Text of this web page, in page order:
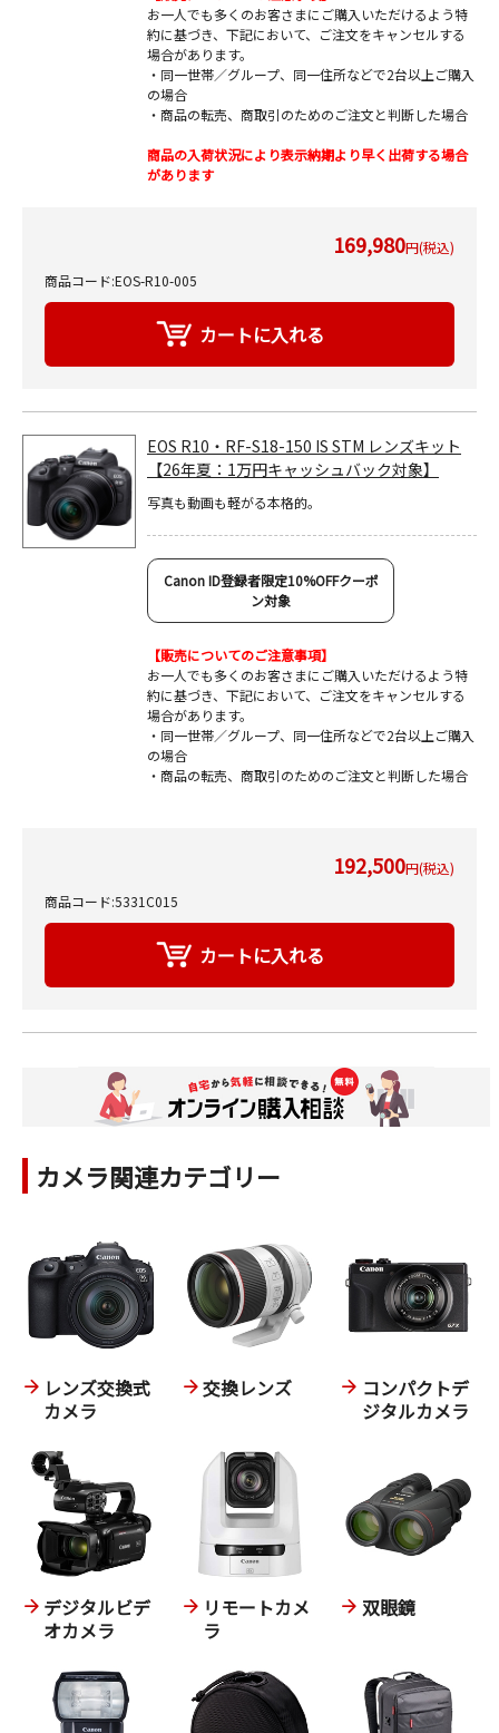
お一人でも多くのお客さまにご購入いただけるよう特
約に基づき、下記において、ご注文をキャンセルする
場合があります。
・同一世帯／グループ、同一住所などで2台以上ご購入
の場合
・商品の転売、商取引のためのご注文と判断した場合
商品の入荷状況により表示納期より早く出荷する場合
があります
169,980円(税込)
商品コード:EOS-R10-005
EOS R10・RF-S18-150 IS STM レンズキット
【26年夏：1万円キャッシュバック対象】
写真も動画も軽がる本格的。
Canon ID登録者限定10%OFFクーポ
ン対象
【販売についてのご注意事項】
お一人でも多くのお客さまにご購入いただけるよう特
約に基づき、下記において、ご注文をキャンセルする
場合があります。
・同一世帯／グループ、同一住所などで2台以上ご購入
の場合
・商品の転売、商取引のためのご注文と判断した場合
192,500円(税込)
商品コード:5331C015
カメラ関連カテゴリー
レンズ交換式
カメラ
交換レンズ
コンパクトデ
ジタルカメラ
デジタルビデ
オカメラ
リモートカメ
ラ
双眼鏡